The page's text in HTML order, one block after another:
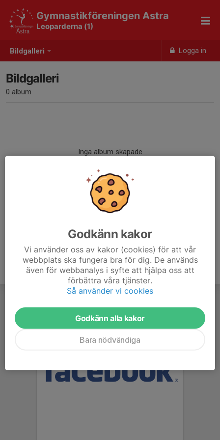
Bildgalleri Logga in
Gymnastikföreningen Astra
Leoparderna (1)
Bildgalleri
0 album
Inga album skapade
Godkänn kakor
Vi använder oss av kakor (cookies) för att vår
webbplats ska fungera bra för dig. De används
även för webbanalys i syfte att hjälpa oss att
förbättra våra tjänster.
Så använder vi cookies
Godkänn alla kakor
Bara nödvändiga